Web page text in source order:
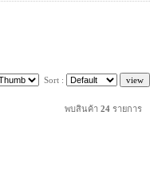
Sort :
พบสินค้า 24 รายการ